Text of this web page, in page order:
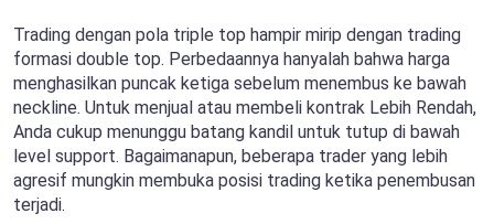
Trading dengan pola triple top hampir mirip dengan trading
formasi double top. Perbedaannya hanyalah bahwa harga
menghasilkan puncak ketiga sebelum menembus ke bawah
neckline. Untuk menjual atau membeli kontrak Lebih Rendah,
Anda cukup menunggu batang kandil untuk tutup di bawah
level support. Bagaimanapun, beberapa trader yang lebih
agresif mungkin membuka posisi trading ketika penembusan
terjadi.